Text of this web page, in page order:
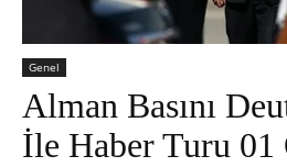
Genel
Alman Basını
İle Haber Turu 01